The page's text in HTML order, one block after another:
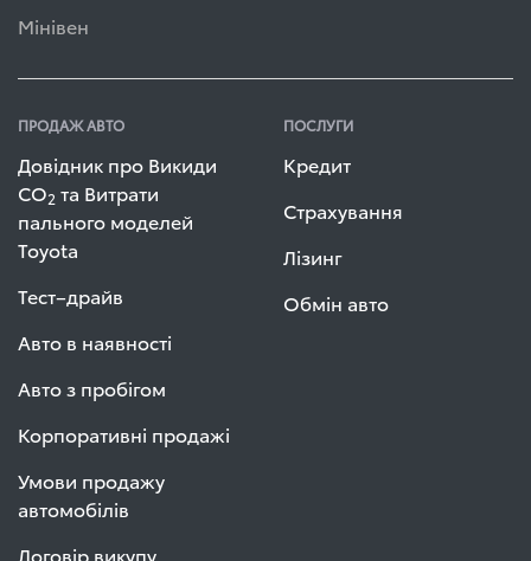
Мінівен
ПРОДАЖ АВТО
Довідник про Викиди
СО2 та Витрати
пального моделей
Toyota
Тест–драйв
Авто в наявності
Авто з пробігом
Корпоративні продажі
Умови продажу
автомобілів
Договір викупу
ПОСЛУГИ
Кредит
Страхування
Лізинг
Обмін авто